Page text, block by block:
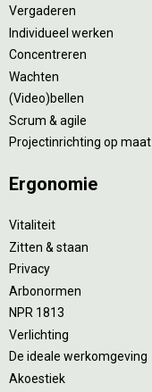
Vergaderen
Individueel werken
Concentreren
Wachten
(Video)bellen
Scrum & agile
Projectinrichting op maat
Ergonomie
Vitaliteit
Zitten & staan
Privacy
Arbonormen
NPR 1813
Verlichting
De ideale werkomgeving
Akoestiek